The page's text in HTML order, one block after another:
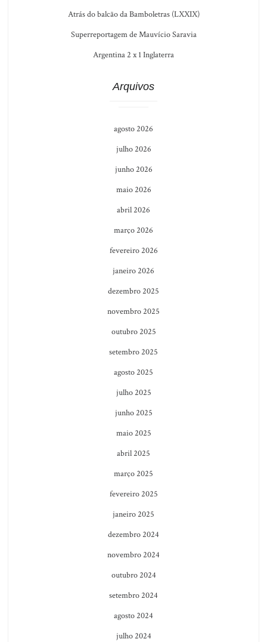
Atrás do balcão da Bamboletras (LXXIX)
Superreportagem de Mauvício Saravia
Argentina 2 x 1 Inglaterra
Arquivos
agosto 2026
julho 2026
junho 2026
maio 2026
abril 2026
março 2026
fevereiro 2026
janeiro 2026
dezembro 2025
novembro 2025
outubro 2025
setembro 2025
agosto 2025
julho 2025
junho 2025
maio 2025
abril 2025
março 2025
fevereiro 2025
janeiro 2025
dezembro 2024
novembro 2024
outubro 2024
setembro 2024
agosto 2024
julho 2024